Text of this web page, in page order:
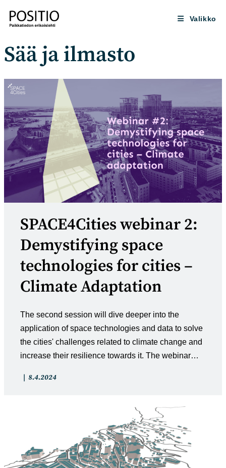
suoraan
sisältöön
Valikko
Sää ja ilmasto
SPACE4Cities webinar 2:
Demystifying space
technologies for cities –
Climate Adaptation
The second session will dive deeper into the
application of space technologies and data to solve
the cities' challenges related to climate change and
increase their resilience towards it. The webinar…
Artikkelin
Artikkeli
8.4.2024